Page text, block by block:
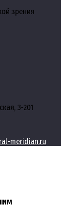
зрения
3-201
meridian.ru